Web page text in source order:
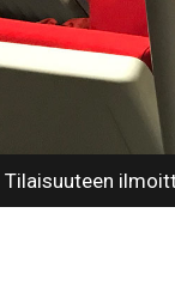
Tilaisuuteen